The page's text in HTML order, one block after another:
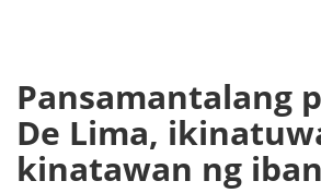
Pansamantalang
De Lima,
kinatawan ng